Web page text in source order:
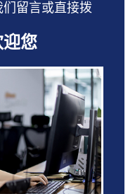
留言或直接拨
您